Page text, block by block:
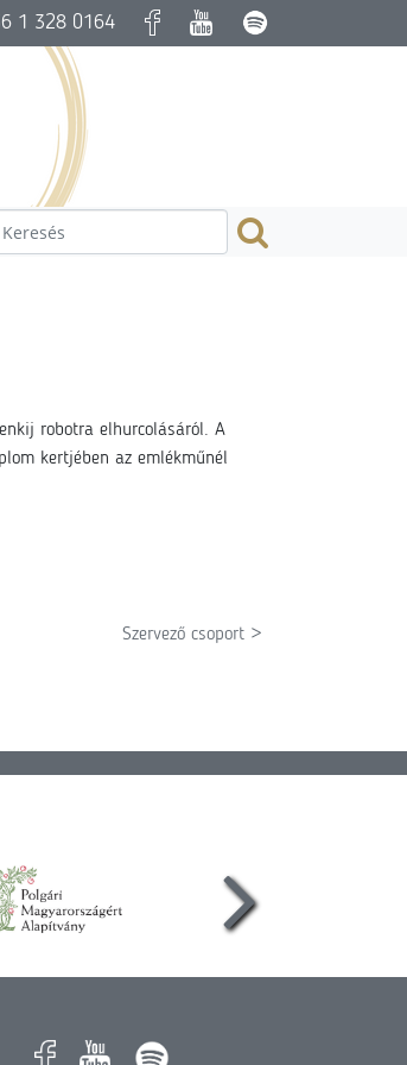
1 328 0164
robotra elhurcolásáról. A
kertjében az emlékműnél
Szervező csoport >